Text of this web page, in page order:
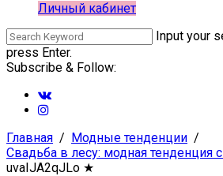
Личный кабинет
Input your
press Enter.
Subscribe & Follow:
Главная
Модные тенденции
Свадьба в лесу: модная тенденция
uvaIJA2qJLo ★